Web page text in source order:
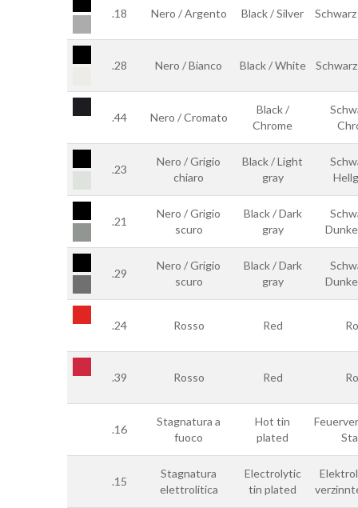
.18 Nero / Argento Black / Silver
.28 Nero / Bianco Black / White
.44 Nero / Cromato
Black /
Chrome
.23
Nero / Grigio
chiaro
Black / Light
gray
.21
Nero / Grigio
scuro
Black / Dark
gray
.29
Nero / Grigio
scuro
Black / Dark
gray
.24 Rosso Red
.39 Rosso Red
.16
Stagnatura a
fuoco
Hot tin
plated
.15
Stagnatura
elettrolitica
Electrolytic
tin plated